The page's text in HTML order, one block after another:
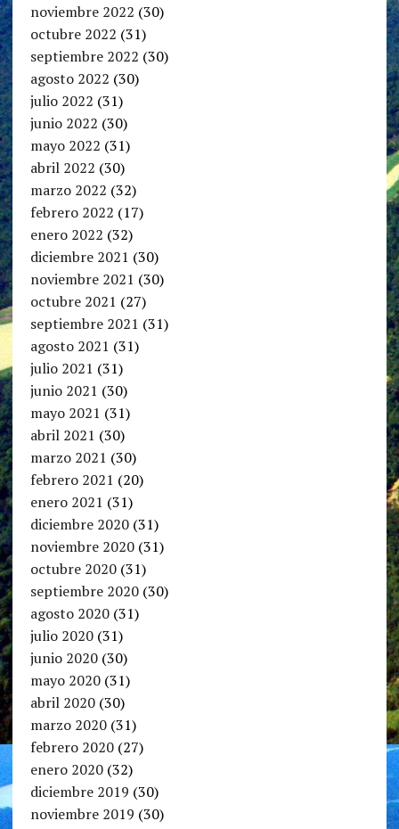
noviembre 2022 (30)
octubre 2022 (31)
septiembre 2022 (30)
agosto 2022 (30)
julio 2022 (31)
junio 2022 (30)
mayo 2022 (31)
abril 2022 (30)
marzo 2022 (32)
febrero 2022 (17)
enero 2022 (32)
diciembre 2021 (30)
noviembre 2021 (30)
octubre 2021 (27)
septiembre 2021 (31)
agosto 2021 (31)
julio 2021 (31)
junio 2021 (30)
mayo 2021 (31)
abril 2021 (30)
marzo 2021 (30)
febrero 2021 (20)
enero 2021 (31)
diciembre 2020(31)
noviembre 2020(31)
octubre 2020(31)
septiembre 2020(30)
agosto 2020(31)
julio 2020(31)
junio 2020(30)
mayo 2020(31)
abril 2020(30)
marzo 2020(31)
febrero 2020(27)
enero 2020(32)
diciembre 2019 (30)
noviembre 2019 (30)